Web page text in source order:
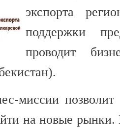
экспорта
поддержки
проводит
миссии
на новые рынки.